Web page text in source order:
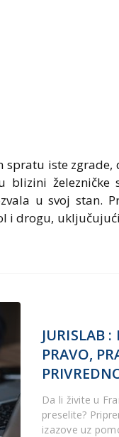
spratu iste
železničke
u svoj stan.
i drogu,
JURISLAB
PRAVO,
Da li živite u
preselite?
izazove uz